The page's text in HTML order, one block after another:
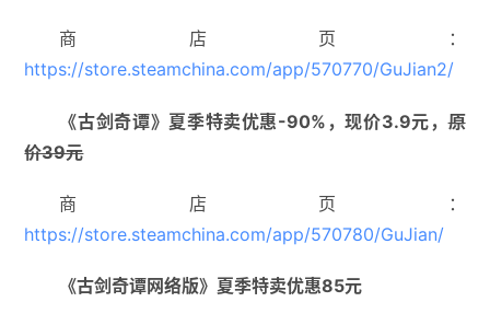
商店页：
https://store.steamchina.com/app/570770/GuJian2/
《古剑奇谭》夏季特卖优惠-90%，现价3.9元，原
价39元
商店页：
https://store.steamchina.com/app/570780/GuJian/
《古剑奇谭网络版》夏季特卖优惠85元